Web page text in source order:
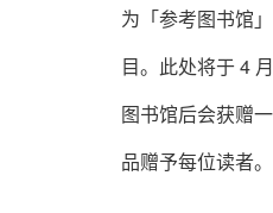
为「参考图书馆
目。此处将于 4
图书馆后会获赠
品赠予每位读者。